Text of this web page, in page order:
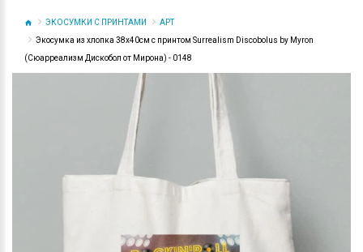
ЭКОСУМКИ С ПРИНТАМИ
АРТ
Экосумка из хлопка 38х40см с принтом Surrealism Discobolus by Myron
(Сюарреализм Дискобол от Мирона) - 0148